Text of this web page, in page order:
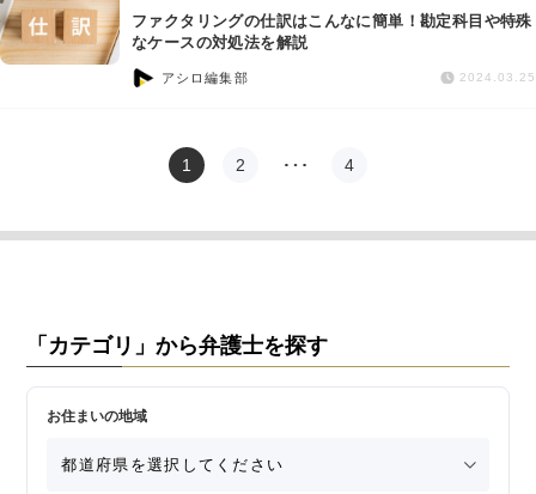
ファクタリングの仕訳はこんなに簡単！勘定科目や特殊
なケースの対処法を解説
アシロ編集部 2024.03.25
1 2 … 4
「カテゴリ」から弁護士を探す
お住まいの地域